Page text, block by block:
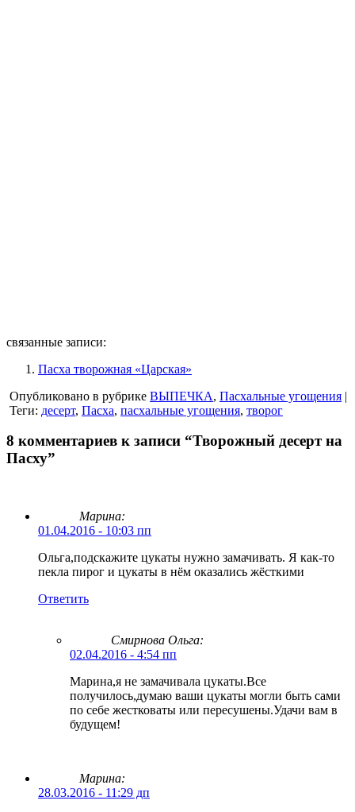
связанные записи:
Пасха творожная «Царская»
Опубликовано в рубрике ВЫПЕЧКА, Пасхальные угощения |
Теги: десерт, Пасха, пасхальные угощения, творог
8 комментариев к записи “Творожный десерт на
Пасху”
Марина:
01.04.2016 - 10:03 пп
Ольга,подскажите цукаты нужно замачивать. Я как-то
пекла пирог и цукаты в нём оказались жёсткими
Ответить
Смирнова Ольга:
02.04.2016 - 4:54 пп
Марина,я не замачивала цукаты.Все
получилось,думаю ваши цукаты могли быть сами
по себе жестковаты или пересушены.Удачи вам в
будущем!
Марина:
28.03.2016 - 11:29 дп